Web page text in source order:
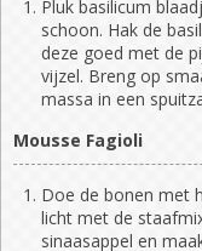
Pluk basilicum
schoon. Hak de
deze goed met de
vijzel. Breng op
massa in een
Mousse Fagioli
Doe de bonen met
licht met de
sinaasappel en